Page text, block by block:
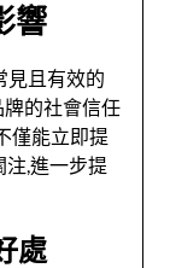
響
見且有效的
的社會信任
僅能立即提
,進一步提
處